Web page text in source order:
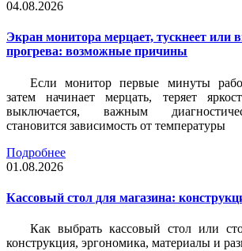
04.08.2026
Экран монитора мерцает, тускнеет или
прогрева: возможные причины
Если монитор первые минуты
затем начинает мерцать, теряет
выключается, важным
становится зависимость от температуры
Подробнее
01.08.2026
Кассовый стол для магазина:
Как выбрать кассовый стол или
конструкция, эргономика, материалы и